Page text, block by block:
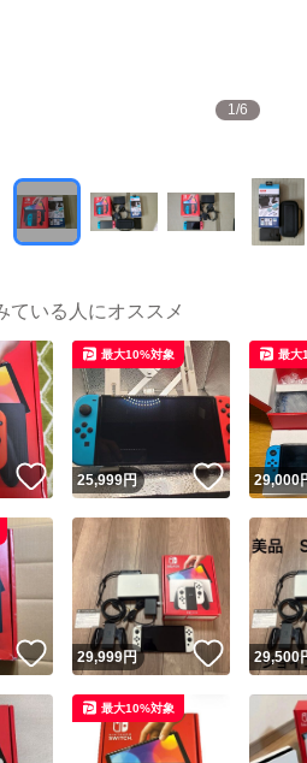
1/6
ている人にオススメ
いいね！
25,999円 いいね！
最大10%対象
29,000
最大
いいね！
29,999円 いいね！
29,500
最大10%対象